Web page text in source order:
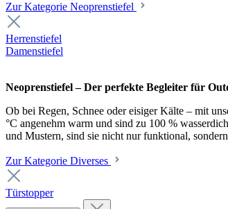
Zur Kategorie Neoprenstiefel
Herrenstiefel
Damenstiefel
Neoprenstiefel – Der perfekte Begleiter für
Ob bei Regen, Schnee oder eisiger Kälte – mit
°C angenehm warm und sind zu 100 %
und Mustern, sind sie nicht nur funktional,
Zur Kategorie Diverses
Türstopper